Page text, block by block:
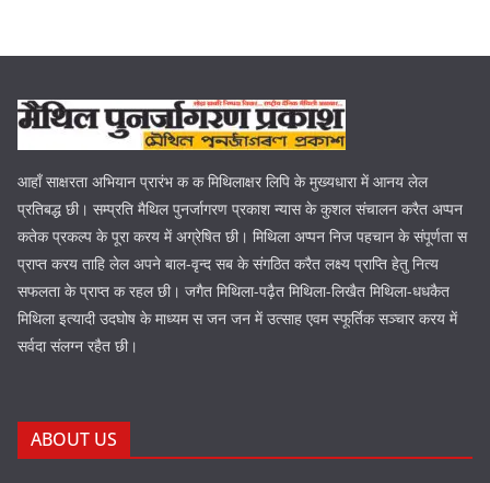
आहाँ साक्षरता अभियान प्रारंभ क क मिथिलाक्षर लिपि के मुख्यधारा में आनय लेल
प्रतिबद्ध छी। सम्प्रति मैथिल पुनर्जागरण प्रकाश न्यास के कुशल संचालन करैत अप्पन
कतेक प्रकल्प के पूरा करय में अग्रेषित छी। मिथिला अप्पन निज पहचान के संपूर्णता स
प्राप्त करय ताहि लेल अपने बाल-वृन्द सब के संगठित करैत लक्ष्य प्राप्ति हेतु नित्य
सफलता के प्राप्त क रहल छी। जगैत मिथिला-पढ़ैत मिथिला-लिखैत मिथिला-धधकैत
मिथिला इत्यादी उदघोष के माध्यम स जन जन में उत्साह एवम स्फूर्तिक सञ्चार करय में
सर्वदा संलग्न रहैत छी।
ABOUT US